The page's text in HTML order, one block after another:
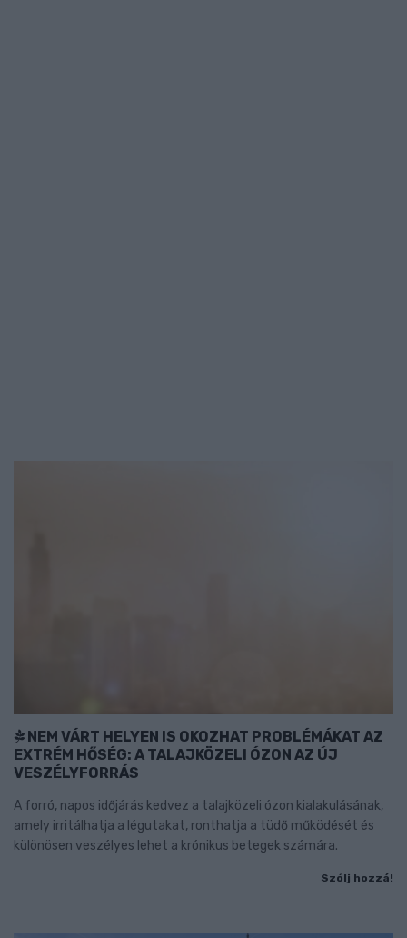
NEM VÁRT HELYEN IS OKOZHAT PROBLÉMÁKAT AZ
EXTRÉM HŐSÉG: A TALAJKÖZELI ÓZON AZ ÚJ
VESZÉLYFORRÁS
A forró, napos időjárás kedvez a talajközeli ózon kialakulásának,
amely irritálhatja a légutakat, ronthatja a tüdő működését és
különösen veszélyes lehet a krónikus betegek számára.
Szólj hozzá!